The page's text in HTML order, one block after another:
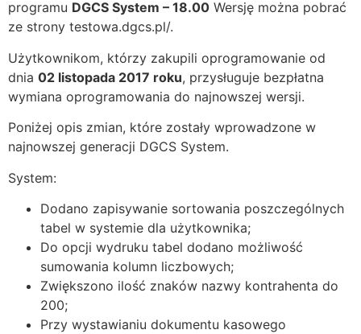
programu DGCS System – 18.00 Wersję można pobrać
ze strony testowa.dgcs.pl/.
Użytkownikom, którzy zakupili oprogramowanie od
dnia 02 listopada 2017 roku, przysługuje bezpłatna
wymiana oprogramowania do najnowszej wersji.
Poniżej opis zmian, które zostały wprowadzone w
najnowszej generacji DGCS System.
System:
Dodano zapisywanie sortowania poszczególnych
tabel w systemie dla użytkownika;
Do opcji wydruku tabel dodano możliwość
sumowania kolumn liczbowych;
Zwiększono ilość znaków nazwy kontrahenta do
200;
Przy wystawianiu dokumentu kasowego